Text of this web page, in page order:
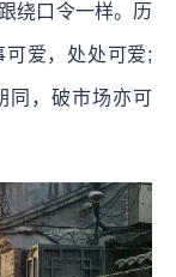
绕口令一样。历
可爱，处处可爱;
同，破市场亦可